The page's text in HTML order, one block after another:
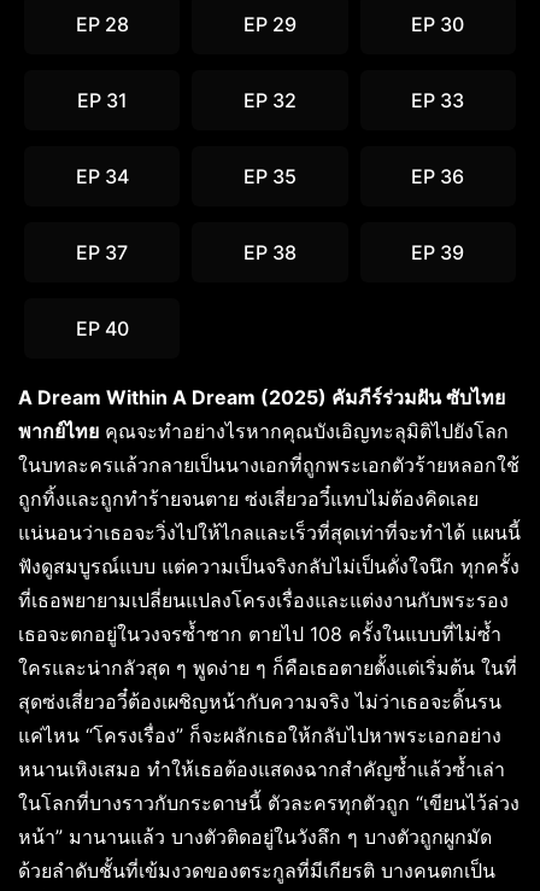
EP 28 EP 29 EP 30
EP 31 EP 32 EP 33
EP 34 EP 35 EP 36
EP 37 EP 38 EP 39
EP 40
A Dream Within A Dream (2025) คัมภีร์ร่วมฝัน ซับไทย
พากย์ไทย คุณจะทำอย่างไรหากคุณบังเอิญทะลุมิติไปยังโลก
ในบทละครแล้วกลายเป็นนางเอกที่ถูกพระเอกตัวร้ายหลอกใช้
ถูกทิ้งและถูกทำร้ายจนตาย ซ่งเสี่ยวอวี๋แทบไม่ต้องคิดเลย
แน่นอนว่าเธอจะวิ่งไปให้ไกลและเร็วที่สุดเท่าที่จะทำได้ แผนนี้
ฟังดูสมบูรณ์แบบ แต่ความเป็นจริงกลับไม่เป็นดั่งใจนึก ทุกครั้ง
ที่เธอพยายามเปลี่ยนแปลงโครงเรื่องและแต่งงานกับพระรอง
เธอจะตกอยู่ในวงจรซ้ำซาก ตายไป 108 ครั้งในแบบที่ไม่ซ้ำ
ใครและน่ากลัวสุด ๆ พูดง่าย ๆ ก็คือเธอตายตั้งแต่เริ่มต้น ในที่
สุดซ่งเสี่ยวอวี๋ต้องเผชิญหน้ากับความจริง ไม่ว่าเธอจะดิ้นรน
แค่ไหน “โครงเรื่อง” ก็จะผลักเธอให้กลับไปหาพระเอกอย่าง
หนานเหิงเสมอ ทำให้เธอต้องแสดงฉากสำคัญซ้ำแล้วซ้ำเล่า
ในโลกที่บางราวกับกระดาษนี้ ตัวละครทุกตัวถูก “เขียนไว้ล่วง
หน้า” มานานแล้ว บางตัวติดอยู่ในวังลึก ๆ บางตัวถูกผูกมัด
ด้วยลำดับชั้นที่เข้มงวดของตระกูลที่มีเกียรติ บางคนตกเป็น